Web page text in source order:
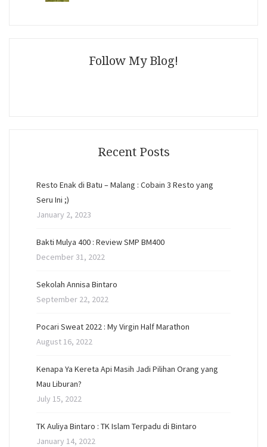
Follow My Blog!
Recent Posts
Resto Enak di Batu – Malang : Cobain 3 Resto yang
Seru Ini ;)
January 2, 2023
Bakti Mulya 400 : Review SMP BM400
December 31, 2022
Sekolah Annisa Bintaro
September 22, 2022
Pocari Sweat 2022 : My Virgin Half Marathon
August 16, 2022
Kenapa Ya Kereta Api Masih Jadi Pilihan Orang yang
Mau Liburan?
July 15, 2022
TK Auliya Bintaro : TK Islam Terpadu di Bintaro
January 14, 2022